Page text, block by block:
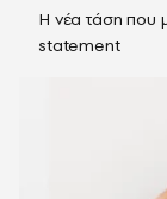
Η νέα τάση που
statement